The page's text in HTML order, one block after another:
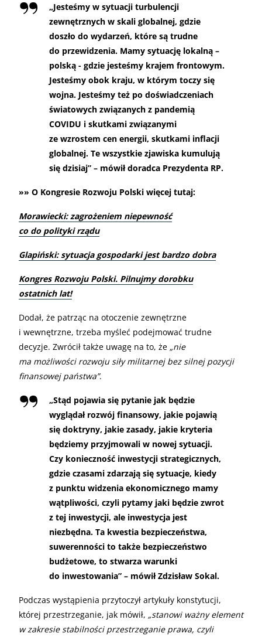
„Jesteśmy w sytuacji turbulencji
zewnętrznych w skali globalnej, gdzie
doszło do wydarzeń, które są trudne
do przewidzenia. Mamy sytuację lokalną –
polską - gdzie jesteśmy krajem frontowym.
Jesteśmy obok kraju, w którym toczy się
wojna. Jesteśmy też po doświadczeniach
światowych związanych z pandemią
COVIDU i skutkami związanymi
ze wzrostem cen energii, skutkami inflacji
globalnej. Te wszystkie zjawiska kumulują
się dzisiaj” – mówił doradca Prezydenta RP.
»» O Kongresie Rozwoju Polski więcej tutaj:
Morawiecki: zagrożeniem niepewność
co do polityki rządu
Glapiński: sytuacja gospodarki jest bardzo dobra
Kongres Rozwoju Polski. Pilnujmy dorobku
ostatnich lat!
Dodał, że patrząc na otoczenie zewnętrzne
i wewnętrzne, trzeba myśleć podejmować trudne
decyzje. Zwrócił także uwagę na to, że „nie
ma możliwości rozwoju siły militarnej bez silnej pozycji
finansowej państwa”.
„Stąd pojawia się pytanie jak będzie
wyglądał rozwój finansowy, jakie pojawią
się doktryny, jakie zasady, jakie kryteria
będziemy przyjmowali w nowej sytuacji.
Czy konieczność inwestycji strategicznych,
gdzie czasami zdarzają się sytuacje, kiedy
z punktu widzenia ekonomicznego mamy
wątpliwości, czyli pytamy jaki będzie zwrot
z tej inwestycji, ale inwestycja jest
niezbędna. Ta kwestia bezpieczeństwa,
suwerenności to także bezpieczeństwo
budżetowe, to stwarza warunki
do inwestowania” – mówił Zdzisław Sokal.
Podczas wystąpienia przytoczył artykuły konstytucji,
której przestrzeganie, jak mówił, „stanowi ważny element
w zakresie stabilności przestrzeganie prawa, czyli